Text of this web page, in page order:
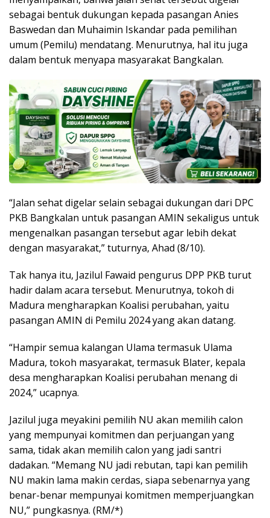
sebagai bentuk dukungan kepada pasangan Anies
Baswedan dan Muhaimin Iskandar pada pemilihan
umum (Pemilu) mendatang. Menurutnya, hal itu juga
dalam bentuk menyapa masyarakat Bangkalan.
“Jalan sehat digelar selain sebagai dukungan dari DPC
PKB Bangkalan untuk pasangan AMIN sekaligus untuk
mengenalkan pasangan tersebut agar lebih dekat
dengan masyarakat,” tuturnya, Ahad (8/10).
Tak hanya itu, Jazilul Fawaid pengurus DPP PKB turut
hadir dalam acara tersebut. Menurutnya, tokoh di
Madura mengharapkan Koalisi perubahan, yaitu
pasangan AMIN di Pemilu 2024 yang akan datang.
“Hampir semua kalangan Ulama termasuk Ulama
Madura, tokoh masyarakat, termasuk Blater, kepala
desa mengharapkan Koalisi perubahan menang di
2024,” ucapnya.
Jazilul juga meyakini pemilih NU akan memilih calon
yang mempunyai komitmen dan perjuangan yang
sama, tidak akan memilih calon yang jadi santri
dadakan. “Memang NU jadi rebutan, tapi kan pemilih
NU makin lama makin cerdas, siapa sebenarnya yang
benar-benar mempunyai komitmen memperjuangkan
NU,” pungkasnya. (RM/*)